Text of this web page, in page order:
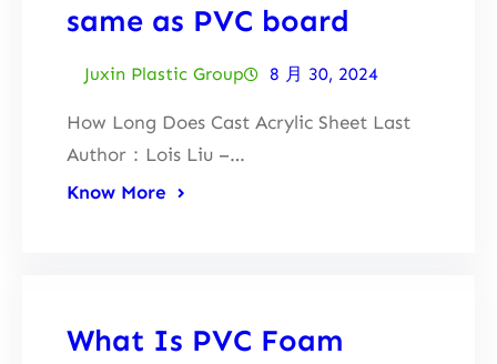
same as PVC board
Juxin Plastic Group 8 月 30, 2024
How Long Does Cast Acrylic Sheet Last
Author：Lois Liu –…
Know More
What Is PVC Foam